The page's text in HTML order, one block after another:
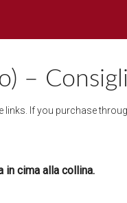
–
links. If you purchase
cima alla collina.